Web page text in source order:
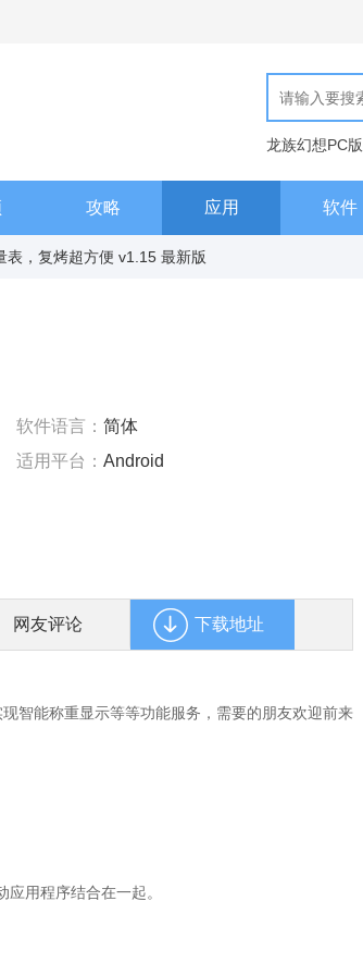
龙族幻想PC版
现代汉语词典
攻略 应用 软件
，复烤超方便 v1.15 最新版
软件语言： 简体
适用平台： Android
网友评论 下载地址
智能称重显示等等功能服务，需要的朋友欢迎前来
用程序结合在一起。